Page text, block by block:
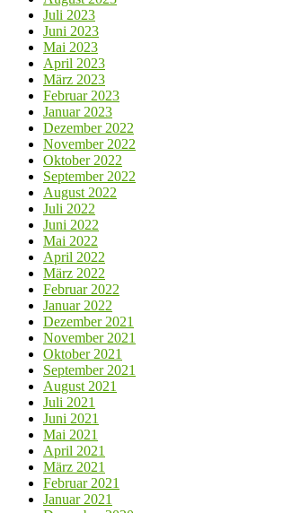
Juli 2023
Juni 2023
Mai 2023
April 2023
März 2023
Februar 2023
Januar 2023
Dezember 2022
November 2022
Oktober 2022
September 2022
August 2022
Juli 2022
Juni 2022
Mai 2022
April 2022
März 2022
Februar 2022
Januar 2022
Dezember 2021
November 2021
Oktober 2021
September 2021
August 2021
Juli 2021
Juni 2021
Mai 2021
April 2021
März 2021
Februar 2021
Januar 2021